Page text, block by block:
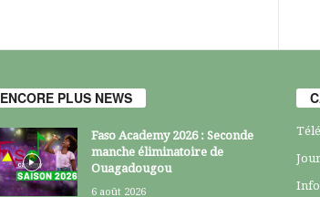
ENCORE PLUS NEWS
Faso Academy 2026 : Seconde
manche éliminatoire de
Ouagadougou
6 août 2026